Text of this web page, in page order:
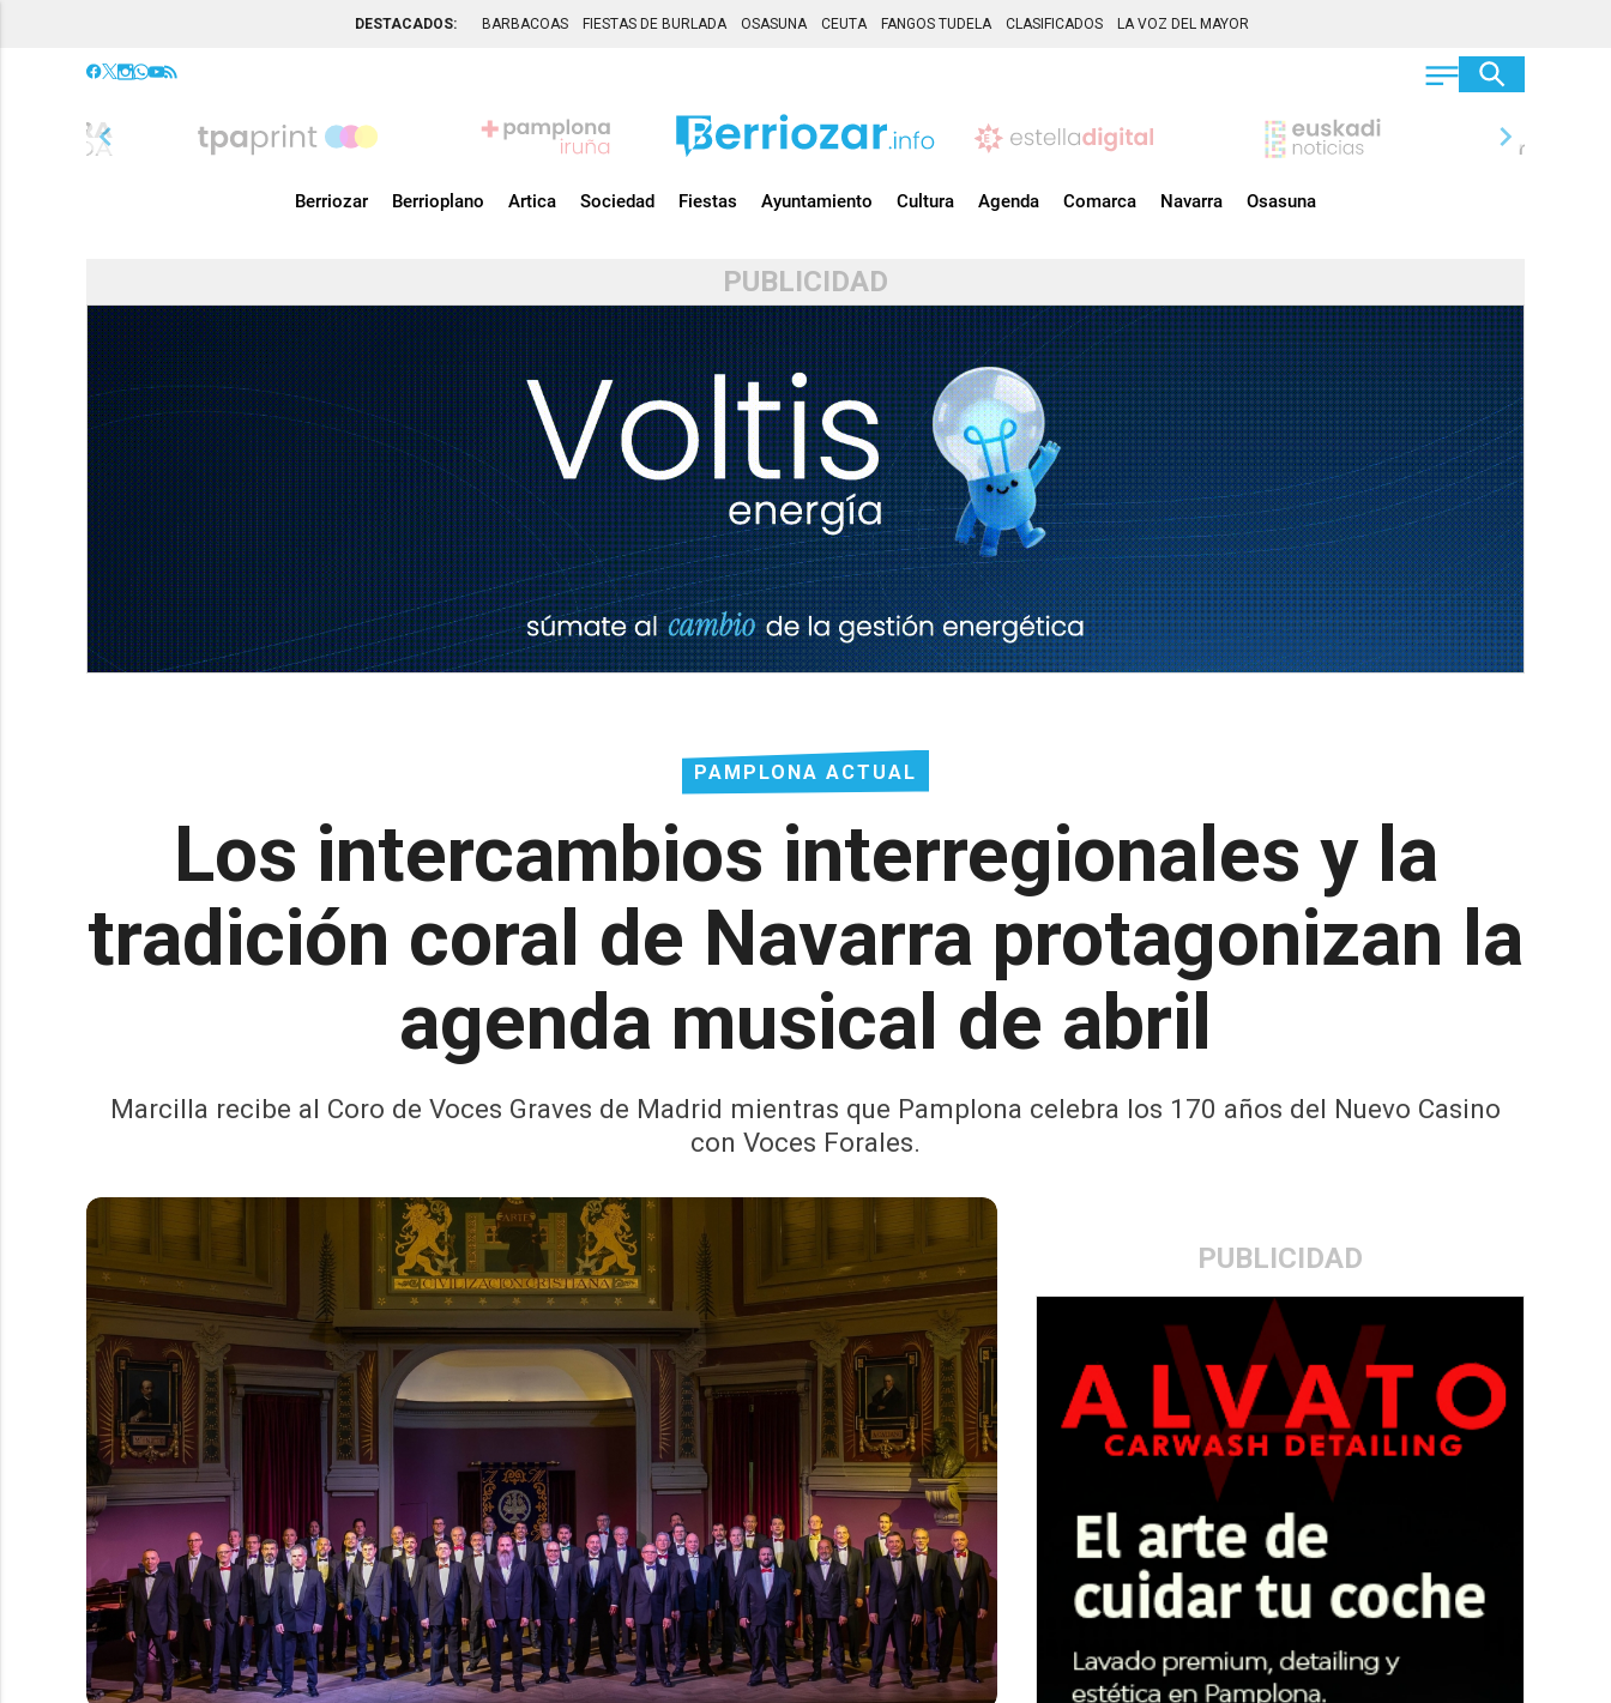
DESTACADOS: BARBACOAS FIESTAS DE BURLADA OSASUNA CEUTA FANGOS TUDELA CLASIFICADOS LA VOZ DEL MAYOR
chevron_left chevron_right
Berriozar Berrioplano Artica Sociedad Fiestas Ayuntamiento Cultura Agenda Comarca Navarra Osasuna
PUBLICIDAD
PAMPLONA ACTUAL
Los intercambios interregionales y la
tradición coral de Navarra protagonizan la
agenda musical de abril
Marcilla recibe al Coro de Voces Graves de Madrid mientras que Pamplona celebra los 170 años del Nuevo Casino
con Voces Forales.
PUBLICIDAD